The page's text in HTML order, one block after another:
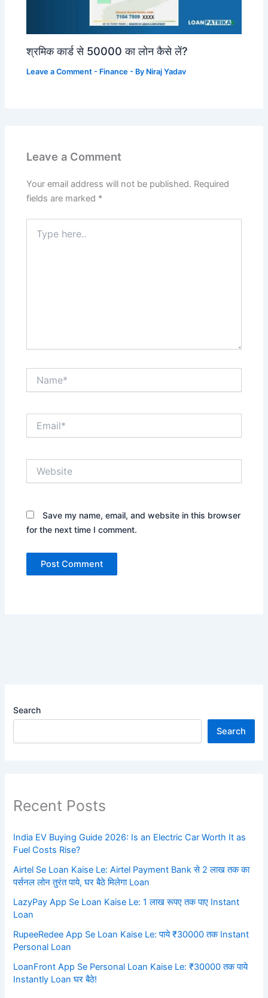
श्रमिक कार्ड से 50000 का लोन कैसे लें?
Leave a Comment - Finance - By Niraj Yadav
Leave a Comment
Your email address will not be published. Required
fields are marked *
here..
Save my name, email, and website in this browser
for the next time I comment.
Search
Search
Recent Posts
India EV Buying Guide 2026: Is an Electric Car Worth It as
Fuel Costs Rise?
Airtel Se Loan Kaise Le: Airtel Payment Bank से 2 लाख तक का
पर्सनल लोन तुरंत पाये, घर बैठे मिलेगा Loan
LazyPay App Se Loan Kaise Le: 1 लाख रूपए तक पाए Instant
Loan
RupeeRedee App Se Loan Kaise Le: पाये ₹30000 तक Instant
Personal Loan
LoanFront App Se Personal Loan Kaise Le: ₹30000 तक पाये
Instantly Loan घर बैठे!